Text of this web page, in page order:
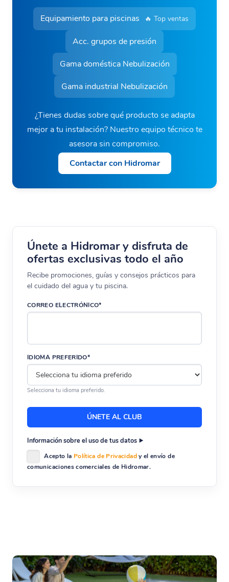
Equipamiento para piscinas 🔥 Top ventas
Acc. grupos de presión
Gama doméstica Nebulización
Gama industrial Nebulización
¿Tienes dudas sobre qué producto se adapta
mejor a tu instalación? Nuestro equipo técnico te
asesora sin compromiso.
Contactar con Hidromar
Únete a Hidromar y disfruta de
ofertas exclusivas todo el año
Recibe promociones, guías y consejos prácticos para
el cuidado del agua y tu piscina.
CORREO ELECTRÓNICO*
IDIOMA PREFERIDO*
Selecciona tu idioma preferido.
Información sobre el uso de tus datos
Acepto la Política de Privacidady el envío de
comunicaciones comerciales de Hidromar.